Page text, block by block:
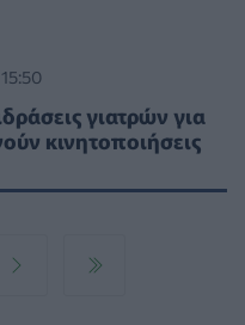
γιατρών για
κινητοποιήσεις